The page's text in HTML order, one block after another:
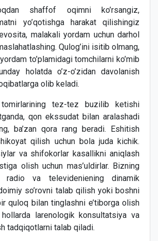
shaffof oqimni ko’rsangiz,
yo’qotishga harakat qilishingiz
malakali yordam uchun darhol
Qulog’ini isitib olmang,
to’plamidagi tomchilarni ko’mib
holatda o’z-o’zidan davolanish
olib keladi.
tez-tez buzilib ketishi
qon ekssudat bilan aralashadi
ba’zan qora rang beradi. Eshitish
qilish uchun bola juda kichik.
va shifokorlar kasallikni aniqlash
olish uchun mas’uldirlar. Bizning
radio va televideniening dinamik
so’rovni talab qilish yoki boshni
quloq bilan tinglashni e’tiborga olish
larenologik konsultatsiya va
tadqiqotlarni talab qiladi.